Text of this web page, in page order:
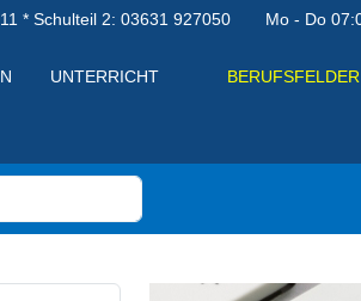
* Schulteil 2: 03631 927050 Mo - Do
UNTERRICHT BERUFSFELDER